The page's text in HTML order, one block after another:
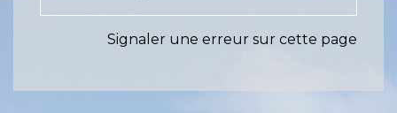
Signaler une erreur sur cette page